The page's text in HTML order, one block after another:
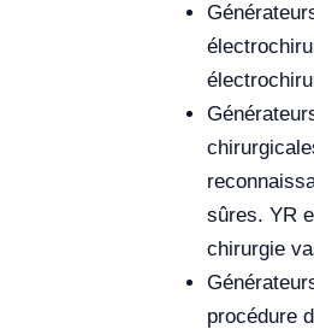
sûres. YR
chirurgie
procédure